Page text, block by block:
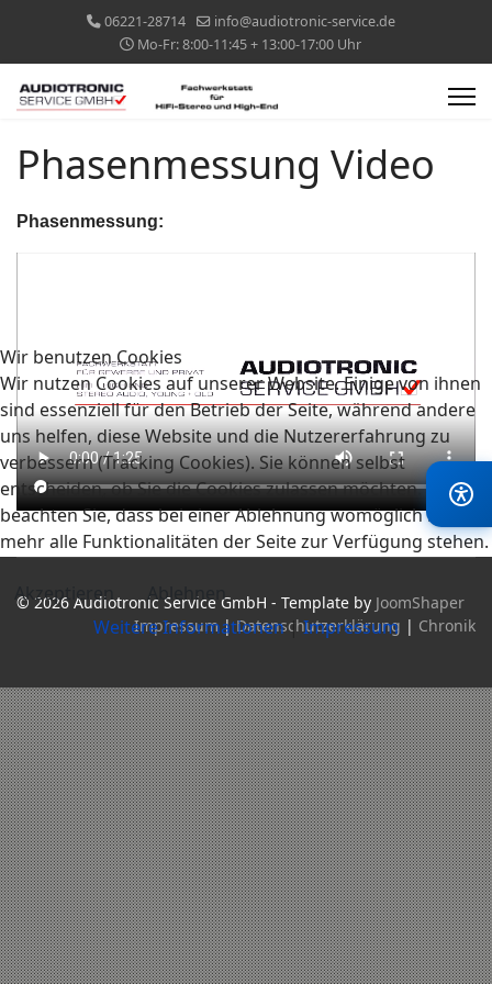
06221-28714
info@audiotronic-service.de
Mo-Fr: 8:00-11:45 + 13:00-17:00 Uhr
Phasenmessung Video
Phasenmessung:
© 2026 Audiotronic Service GmbH - Template by JoomShaper
Impressum|Datenschutzerklärung | Chronik
Wir benutzen Cookies
Wir nutzen Cookies auf unserer Website. Einige von ihnen
sind essenziell für den Betrieb der Seite, während andere
uns helfen, diese Website und die Nutzererfahrung zu
verbessern (Tracking Cookies). Sie können selbst
entscheiden, ob Sie die Cookies zulassen möchten. Bitte
beachten Sie, dass bei einer Ablehnung womöglich nicht
mehr alle Funktionalitäten der Seite zur Verfügung stehen.
Akzeptieren
Ablehnen
Weitere Informationen|Impressum